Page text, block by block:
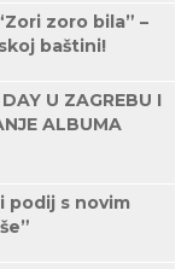
zoro bila” –
baštini!
U ZAGREBU I
ALBUMA
podij s novim